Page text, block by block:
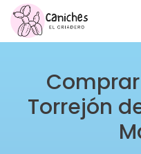
Torrejón